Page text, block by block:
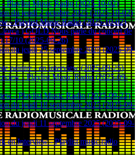
Playlist Music Radio (2025-10-02)
du jeudi 2 octobre 2025 (2025-10-02)
- Playlist Music Radio (2025-10-02)
) GOLD Nous parle du concert de
17/10 (2025-09-26)
du jeudi 25 septembre 2025 (2025-09-
peintre - en interview (2025-09-25)
- Playlist Music Radio (2025-09-
- Playlist Music Radio (2025-09-22)
du jeudi 18 septembre 2025 (2025-09-
du jeudi 11 septembre 2025 (2025-09-
en Interview - Playlist music radio